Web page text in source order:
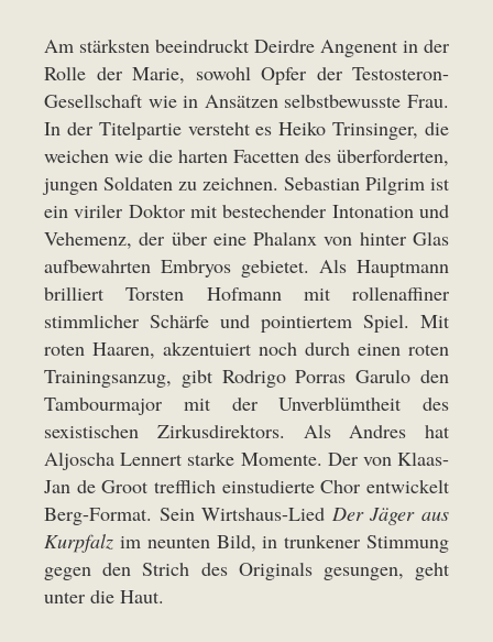
Am stärksten beeindruckt Deirdre Angenent in der
Rolle der Marie, sowohl Opfer der Testosteron-
Gesellschaft wie in Ansätzen selbstbewusste Frau.
In der Titelpartie versteht es Heiko Trinsinger, die
weichen wie die harten Facetten des überforderten,
jungen Soldaten zu zeichnen. Sebastian Pilgrim ist
ein viriler Doktor mit bestechender Intonation und
Vehemenz, der über eine Phalanx von hinter Glas
aufbewahrten Embryos gebietet. Als Hauptmann
brilliert Torsten Hofmann mit rollenaffiner
stimmlicher Schärfe und pointiertem Spiel. Mit
roten Haaren, akzentuiert noch durch einen roten
Trainingsanzug, gibt Rodrigo Porras Garulo den
Tambourmajor mit der Unverblümtheit des
sexistischen Zirkusdirektors. Als Andres hat
Aljoscha Lennert starke Momente. Der von Klaas-
Jan de Groot trefflich einstudierte Chor entwickelt
Berg-Format. Sein Wirtshaus-Lied Der Jäger aus
Kurpfalz im neunten Bild, in trunkener Stimmung
gegen den Strich des Originals gesungen, geht
unter die Haut.